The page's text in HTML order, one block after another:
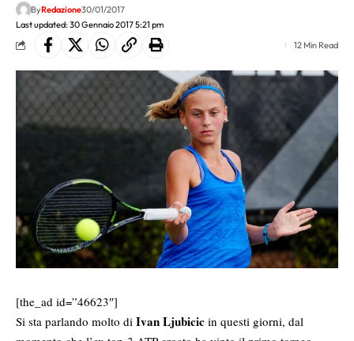
Last updated: 30 Gennaio 2017 5:21 pm
ByRedazione30/01/2017
12 Min Read
[the_ad id=”46623″]
Si sta parlando molto di Ivan Ljubicic in questi giorni, dal